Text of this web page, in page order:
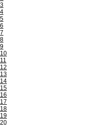
3
4
5
6
7
8
9
10
11
12
13
14
15
16
17
18
19
20